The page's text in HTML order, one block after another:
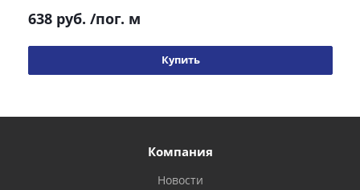
638 руб. /пог. м
Купить
Компания
Новости